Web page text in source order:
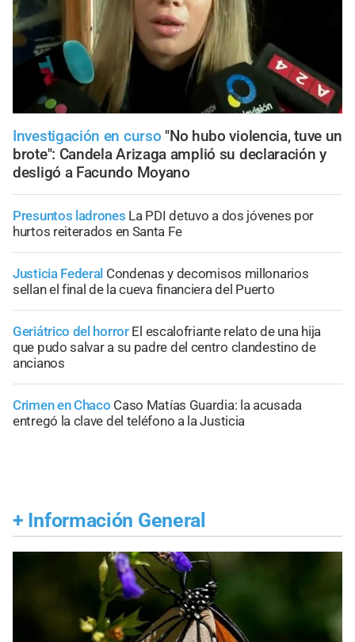
Investigación en curso "No hubo violencia, tuve un
brote": Candela Arizaga amplió su declaración y
desligó a Facundo Moyano
Presuntos ladrones La PDI detuvo a dos jóvenes por
hurtos reiterados en Santa Fe
Justicia Federal Condenas y decomisos millonarios
sellan el final de la cueva financiera del Puerto
Geriátrico del horror El escalofriante relato de una hija
que pudo salvar a su padre del centro clandestino de
ancianos
Crimen en Chaco Caso Matías Guardia: la acusada
entregó la clave del teléfono a la Justicia
+ Información General